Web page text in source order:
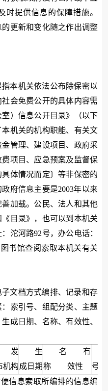
时提供信息的保障措施。
的更新和变化随之作出调整
本机关依法公布除保密以
会免费公开的具体内容需
）信息公开目录》（以下
机关的机构职能、有关文
管理、建设项目、政府采
项目、应急预案及监督保
体情况而定〕等非保密的
府信息主要是2003年以来
加载。公民、法人和其他
目录》，也可以到本机关
沱河路92号，办公电话：
书馆查阅索取本机关有关
文档方式编排、记录和存
索引号、组配分类、主题
成日期、名称、有效性、
发
机构
生
成日期
名
称
有
效性
号
信息索取所编排的信息编